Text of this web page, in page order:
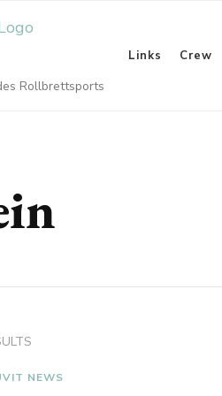
Rollbrettsports
Links Crew
NEWS